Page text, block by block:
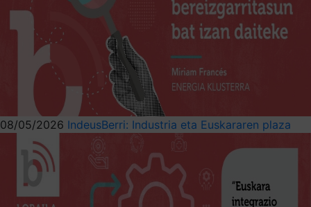
08/05/2026 IndeusBerri: Industria eta Euskararen plaza